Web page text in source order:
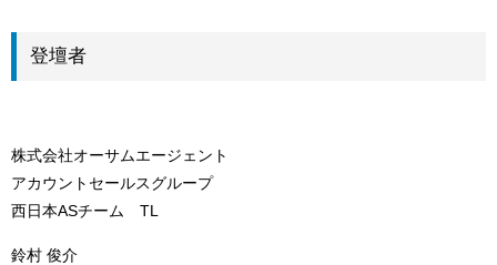
登壇者
株式会社オーサムエージェント
アカウントセールスグループ
西日本ASチーム TL
鈴村 俊介